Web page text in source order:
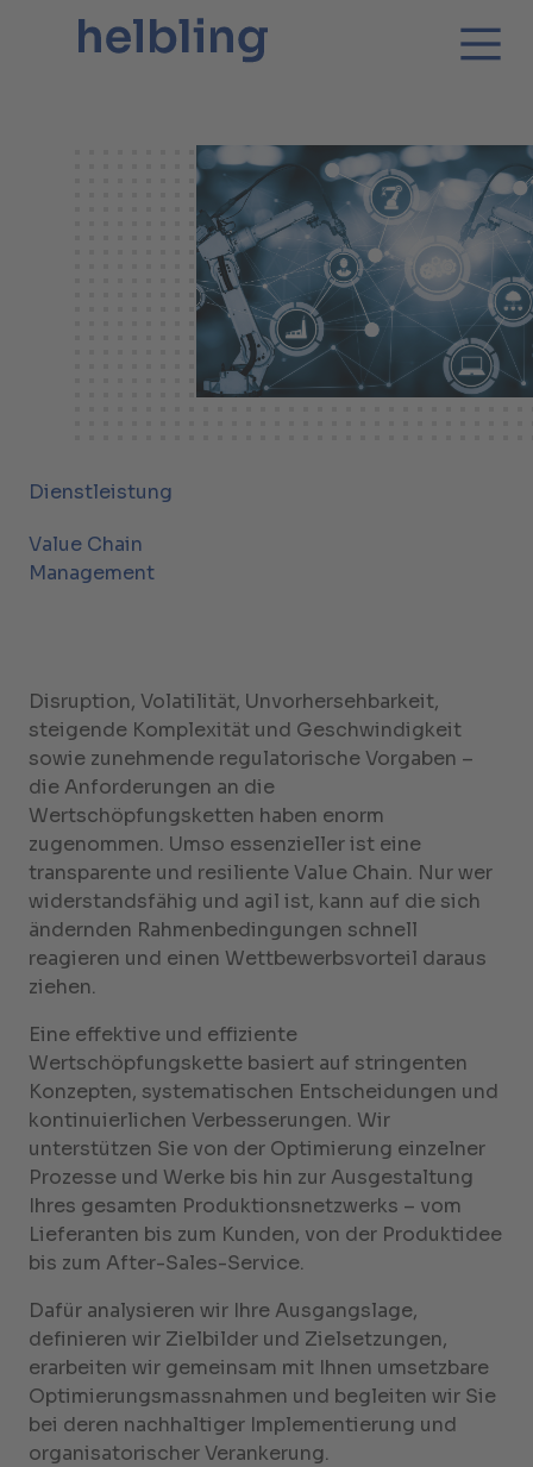
Dienstleistung
Value Chain
Management
Disruption, Volatilität, Unvorhersehbarkeit,
steigende Komplexität und Geschwindigkeit
sowie zunehmende regulatorische Vorgaben –
die Anforderungen an die
Wertschöpfungsketten haben enorm
zugenommen. Umso essenzieller ist eine
transparente und resiliente Value Chain. Nur wer
widerstandsfähig und agil ist, kann auf die sich
ändernden Rahmenbedingungen schnell
reagieren und einen Wettbewerbsvorteil daraus
ziehen.
Eine effektive und effiziente
Wertschöpfungskette basiert auf stringenten
Konzepten, systematischen Entscheidungen und
kontinuierlichen Verbesserungen. Wir
unterstützen Sie von der Optimierung einzelner
Prozesse und Werke bis hin zur Ausgestaltung
Ihres gesamten Produktionsnetzwerks – vom
Lieferanten bis zum Kunden, von der Produktidee
bis zum After-Sales-Service.
Dafür analysieren wir Ihre Ausgangslage,
definieren wir Zielbilder und Zielsetzungen,
erarbeiten wir gemeinsam mit Ihnen umsetzbare
Optimierungsmassnahmen und begleiten wir Sie
bei deren nachhaltiger Implementierung und
organisatorischer Verankerung.